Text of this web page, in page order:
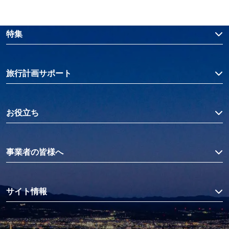
特集
旅行計画サポート
お役立ち
事業者の皆様へ
サイト情報